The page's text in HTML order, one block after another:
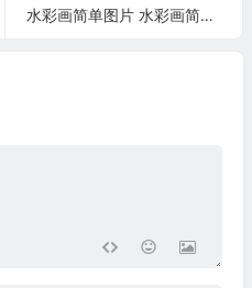
水彩画简单图片 水彩画简单图片风景